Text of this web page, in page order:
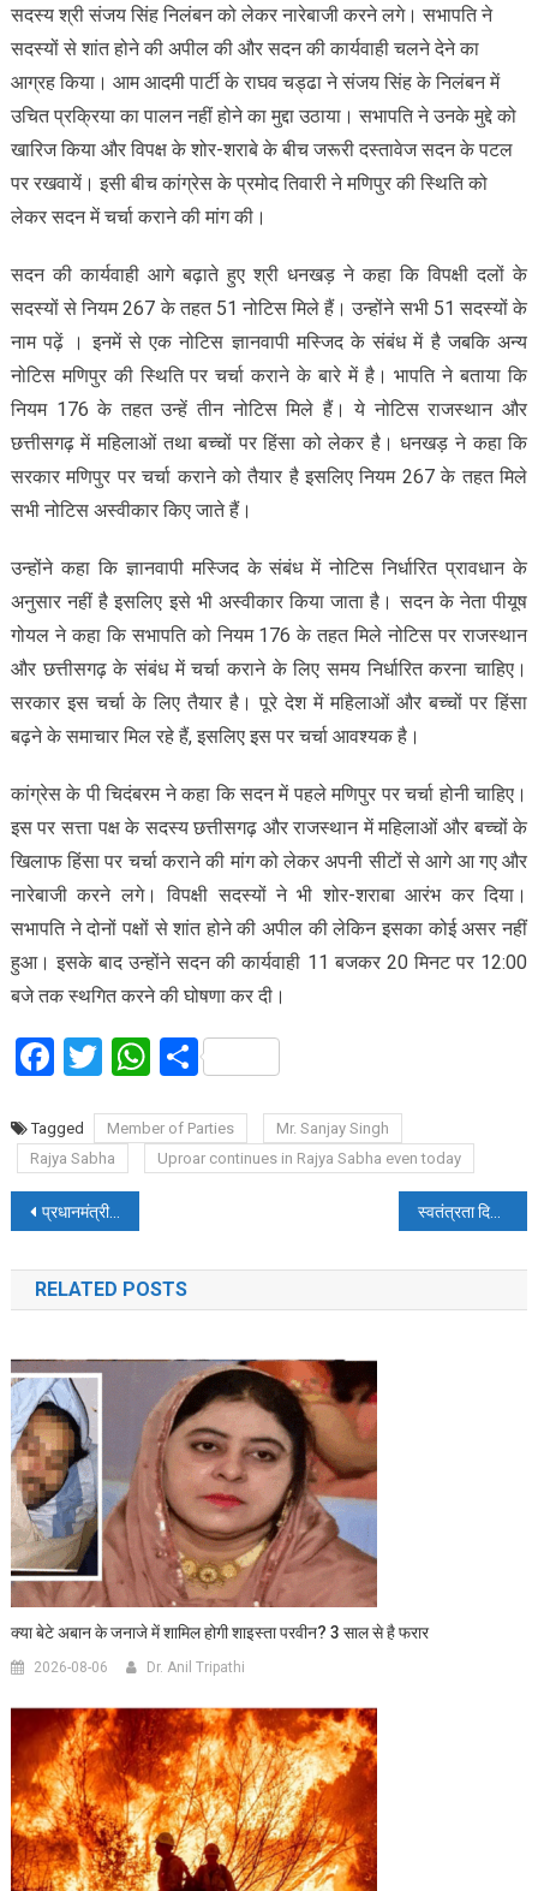
सदस्य श्री संजय सिंह निलंबन को लेकर नारेबाजी करने लगे। सभापति ने
सदस्यों से शांत होने की अपील की और सदन की कार्यवाही चलने देने का
आग्रह किया। आम आदमी पार्टी के राघव चड्ढा ने संजय सिंह के निलंबन में
उचित प्रक्रिया का पालन नहीं होने का मुद्दा उठाया। सभापति ने उनके मुद्दे को
खारिज किया और विपक्ष के शोर-शराबे के बीच जरूरी दस्तावेज सदन के पटल
पर रखवायें। इसी बीच कांग्रेस के प्रमोद तिवारी ने मणिपुर की स्थिति को
लेकर सदन में चर्चा कराने की मांग की।
सदन की कार्यवाही आगे बढ़ाते हुए श्री धनखड़ ने कहा कि विपक्षी दलों के
सदस्यों से नियम 267 के तहत 51 नोटिस मिले हैं। उन्होंने सभी 51 सदस्यों के
नाम पढ़ें । इनमें से एक नोटिस ज्ञानवापी मस्जिद के संबंध में है जबकि अन्य
नोटिस मणिपुर की स्थिति पर चर्चा कराने के बारे में है। भापति ने बताया कि
नियम 176 के तहत उन्हें तीन नोटिस मिले हैं। ये नोटिस राजस्थान और
छत्तीसगढ़ में महिलाओं तथा बच्चों पर हिंसा को लेकर है। धनखड़ ने कहा कि
सरकार मणिपुर पर चर्चा कराने को तैयार है इसलिए नियम 267 के तहत मिले
सभी नोटिस अस्वीकार किए जाते हैं।
उन्होंने कहा कि ज्ञानवापी मस्जिद के संबंध में नोटिस निर्धारित प्रावधान के
अनुसार नहीं है इसलिए इसे भी अस्वीकार किया जाता है। सदन के नेता पीयूष
गोयल ने कहा कि सभापति को नियम 176 के तहत मिले नोटिस पर राजस्थान
और छत्तीसगढ़ के संबंध में चर्चा कराने के लिए समय निर्धारित करना चाहिए।
सरकार इस चर्चा के लिए तैयार है। पूरे देश में महिलाओं और बच्चों पर हिंसा
बढ़ने के समाचार मिल रहे हैं, इसलिए इस पर चर्चा आवश्यक है।
कांग्रेस के पी चिदंबरम ने कहा कि सदन में पहले मणिपुर पर चर्चा होनी चाहिए।
इस पर सत्ता पक्ष के सदस्य छत्तीसगढ़ और राजस्थान में महिलाओं और बच्चों के
खिलाफ हिंसा पर चर्चा कराने की मांग को लेकर अपनी सीटों से आगे आ गए और
नारेबाजी करने लगे। विपक्षी सदस्यों ने भी शोर-शराबा आरंभ कर दिया।
सभापति ने दोनों पक्षों से शांत होने की अपील की लेकिन इसका कोई असर नहीं
हुआ। इसके बाद उन्होंने सदन की कार्यवाही 11 बजकर 20 मिनट पर 12:00
बजे तक स्थगित करने की घोषणा कर दी।
Facebook
Twitter
WhatsApp
Share
Tagged Member of Parties
Mr. Sanjay Singh
Rajya Sabha
Uproar continues in Rajya Sabha even today
Post
navigation
प्रधानमंत्री फसल बीमा योजना का भरपूर लाभ उठाएं किसान-कृषि मंत्री स्वतंत्रता दिवस पर 182 बंदियों की होगी सशर्त रिहायी
RELATED POSTS
क्या बेटे अबान के जनाजे में शामिल होगी शाइस्ता परवीन? 3 साल से है फरार
2026-08-06 Dr. Anil Tripathi